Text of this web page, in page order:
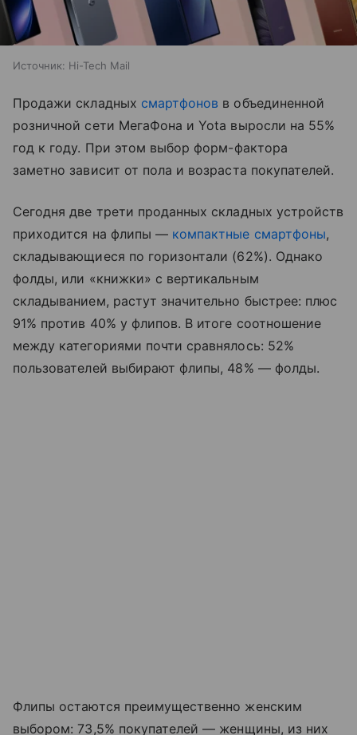
Источник: Hi-Tech Mail
Продажи складных смартфонов в объединенной
розничной сети МегаФона и Yota выросли на 55%
год к году. При этом выбор форм-фактора
заметно зависит от пола и возраста покупателей.
Сегодня две трети проданных складных устройств
приходится на флипы — компактные смартфоны,
складывающиеся по горизонтали (62%). Однако
фолды, или «книжки» с вертикальным
складыванием, растут значительно быстрее: плюс
91% против 40% у флипов. В итоге соотношение
между категориями почти сравнялось: 52%
пользователей выбирают флипы, 48% — фолды.
Флипы остаются преимущественно женским
выбором: 73,5% покупателей — женщины, из них